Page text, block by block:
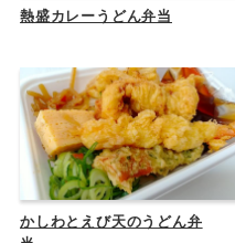
熱盛カレーうどん弁当
かしわとえび天のうどん弁